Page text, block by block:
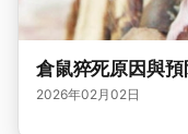
倉鼠猝死原因與
2026年02月02日